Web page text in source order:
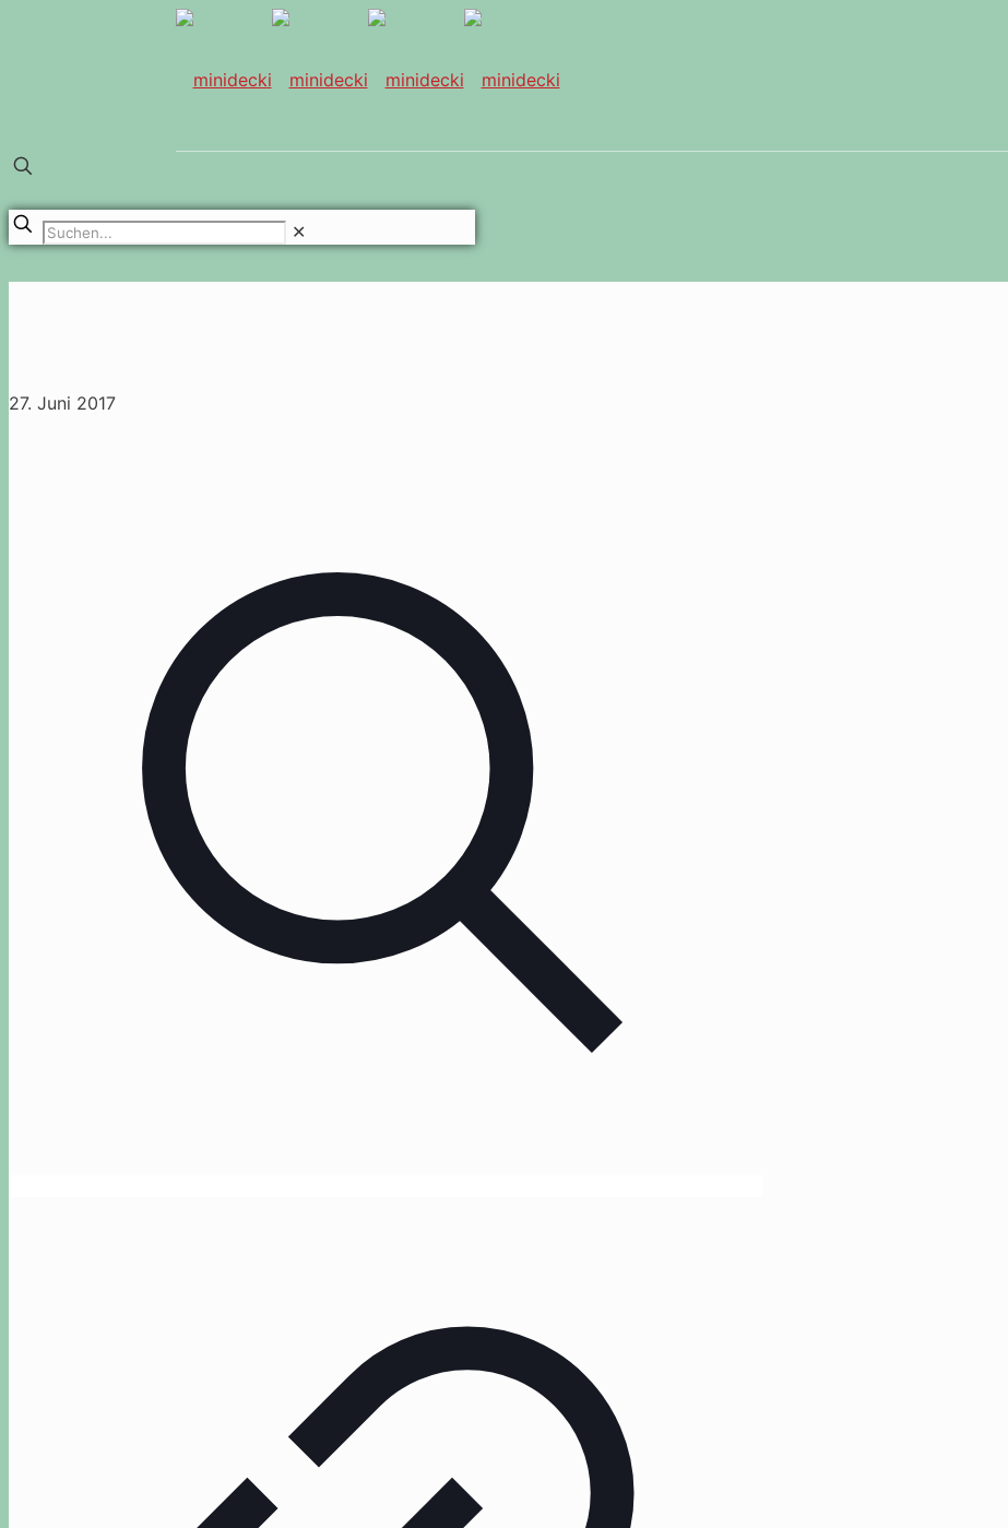
✕
27. Juni 2017